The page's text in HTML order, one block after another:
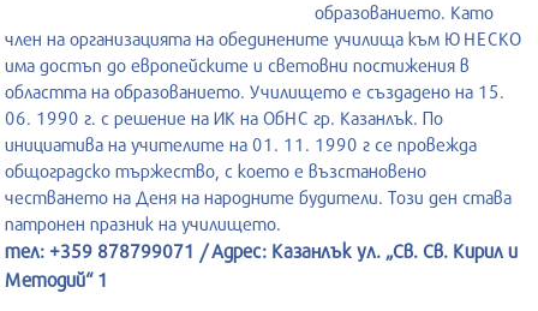
образованието. Като
член на организацията на обединените училища към ЮНЕСКО
има достъп до европейските и световни постижения в
областта на образованието. Училището е създадено на 15.
06. 1990 г. с решение на ИК на ОбНС гр. Казанлък. По
инициатива на учителите на 01. 11. 1990 г се провежда
общоградско тържество, с което е възстановено
честването на Деня на народните будители. Този ден става
патронен празник на училището.
тел: +359 878799071 / Адрес: Казанлък ул. „Св. Св. Кирил и
Методий“ 1